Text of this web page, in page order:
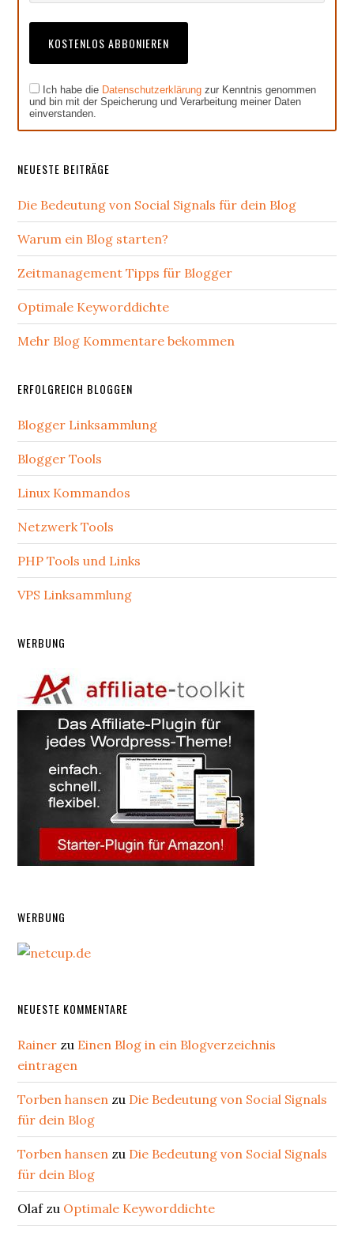
Ich habe die Datenschutzerklärung zur Kenntnis genommen
und bin mit der Speicherung und Verarbeitung meiner Daten
einverstanden.
NEUESTE BEITRÄGE
Die Bedeutung von Social Signals für dein Blog
Warum ein Blog starten?
Zeitmanagement Tipps für Blogger
Optimale Keyworddichte
Mehr Blog Kommentare bekommen
ERFOLGREICH BLOGGEN
Blogger Linksammlung
Blogger Tools
Linux Kommandos
Netzwerk Tools
PHP Tools und Links
VPS Linksammlung
WERBUNG
WERBUNG
NEUESTE KOMMENTARE
Rainer zu Einen Blog in ein Blogverzeichnis
eintragen
Torben hansen zu Die Bedeutung von Social Signals
für dein Blog
Torben hansen zu Die Bedeutung von Social Signals
für dein Blog
Olafzu Optimale Keyworddichte